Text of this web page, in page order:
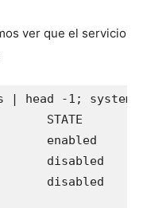
ver que el servicio
| head -1;
enabled
disabled
disabled